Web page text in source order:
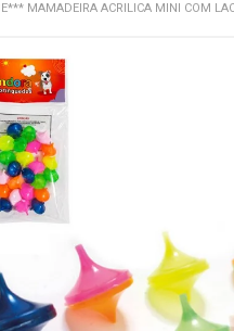
MAMADEIRA ACRILICA MINI COM